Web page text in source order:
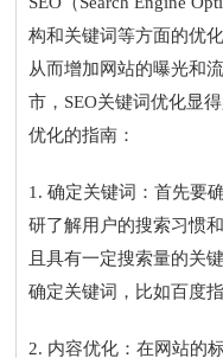
构和关键词等方面的优
从而增加网站的曝光和
市，SEO关键词优化显
优化的指南：
1. 确定关键词：首先要
研了解用户的搜索习惯
且具有一定搜索量的关
确定关键词，比如百度
2. 内容优化：在网站的